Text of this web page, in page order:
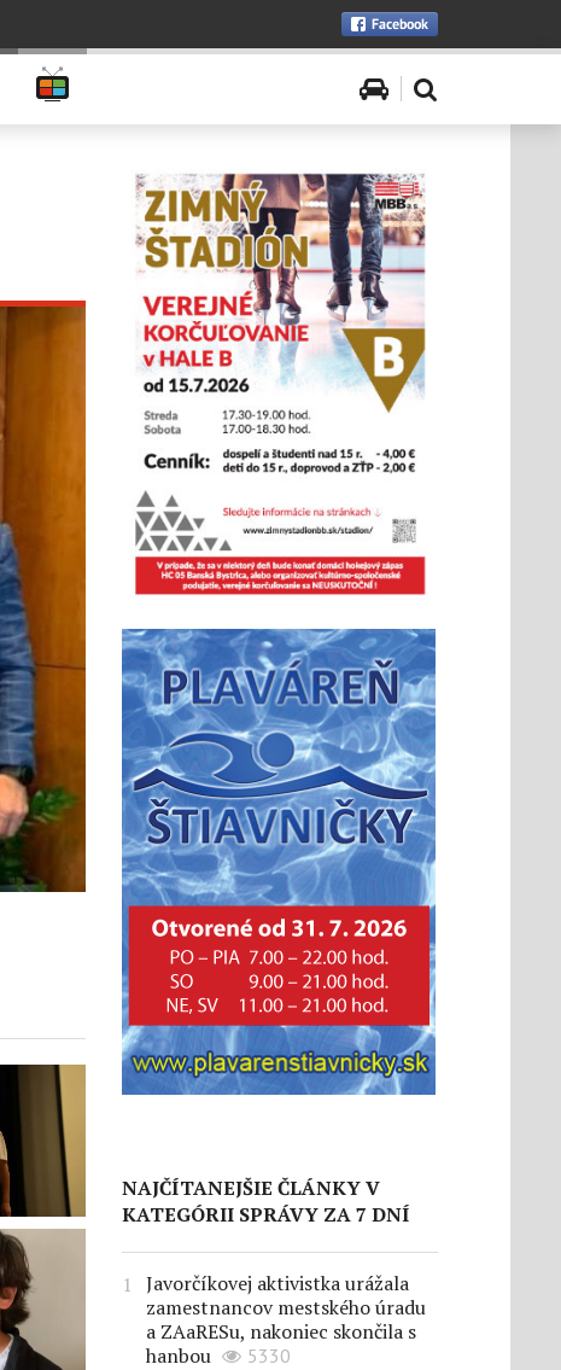
NAJČÍTANEJŠIE ČLÁNKY V
KATEGÓRII SPRÁVY ZA 7 DNÍ
Javorčíkovej aktivistka urážala
zamestnancov mestského úradu
a ZAaRESu, nakoniec skončila s
hanbou
5330